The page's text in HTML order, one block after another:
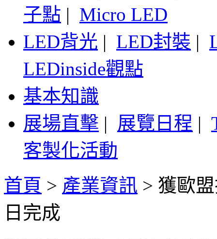
子點 | Micro LED
LED背光 | LED封裝 |
LEDinside觀點
基本知識
展場直擊 | 展覽日程 |
客製化活動
首頁 > 產業資訊 > 獲歐
日完成